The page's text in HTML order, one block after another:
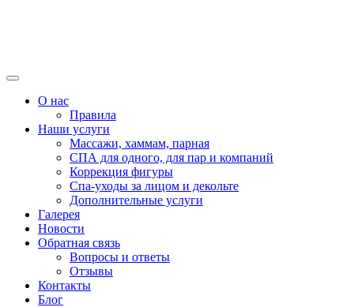
О нас
Правила
Наши услуги
Массажи, хаммам, парная
СПА для одного, для пар и компаний
Коррекция фигуры
Спа-уходы за лицом и декольте
Дополнительные услуги
Галерея
Новости
Обратная связь
Вопросы и ответы
Отзывы
Контакты
Блог